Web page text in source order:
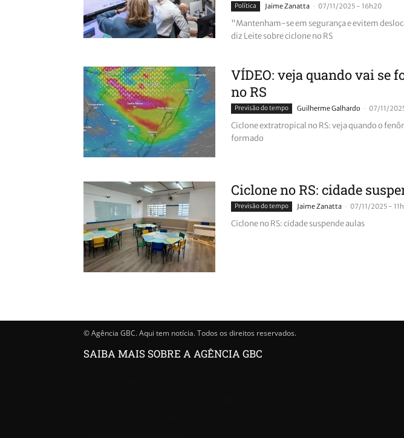
Política Jaime Zanatta - 07/11/2025 - 16h20
"Mantenham-se em segurança e evitem
diz Leite sobre ciclone no RS
VÍDEO: veja quando vai se
no RS
Previsão do tempo Guilherme Galhardo - 07/11/
Ciclone extratropical no RS: veja quando o
formado
Ciclone no RS: cidade
Previsão do tempo Jaime Zanatta - 07/11/2025 -
Ciclone no RS: cidade suspende aulas
© Agência GBC. Aqui tem notícia. Todos os direitos reservados.
SAIBA MAIS SOBRE A AGÊNCIA GBC